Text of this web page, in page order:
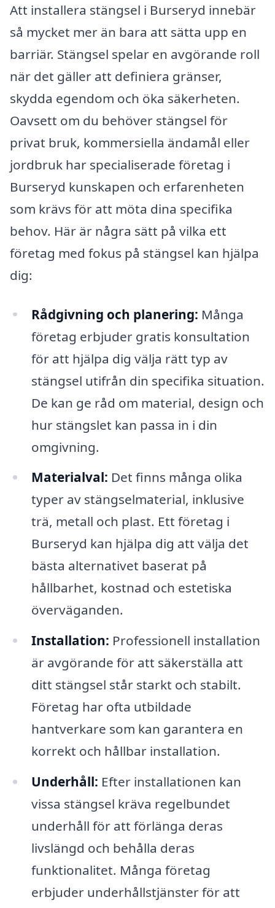
Att installera stängsel i Burseryd innebär
så mycket mer än bara att sätta upp en
barriär. Stängsel spelar en avgörande roll
när det gäller att definiera gränser,
skydda egendom och öka säkerheten.
Oavsett om du behöver stängsel för
privat bruk, kommersiella ändamål eller
jordbruk har specialiserade företag i
Burseryd kunskapen och erfarenheten
som krävs för att möta dina specifika
behov. Här är några sätt på vilka ett
företag med fokus på stängsel kan hjälpa
dig:
Rådgivning och planering: Många
företag erbjuder gratis konsultation
för att hjälpa dig välja rätt typ av
stängsel utifrån din specifika situation.
De kan ge råd om material, design och
hur stängslet kan passa in i din
omgivning.
Materialval: Det finns många olika
typer av stängselmaterial, inklusive
trä, metall och plast. Ett företag i
Burseryd kan hjälpa dig att välja det
bästa alternativet baserat på
hållbarhet, kostnad och estetiska
överväganden.
Installation: Professionell installation
är avgörande för att säkerställa att
ditt stängsel står starkt och stabilt.
Företag har ofta utbildade
hantverkare som kan garantera en
korrekt och hållbar installation.
Underhåll: Efter installationen kan
vissa stängsel kräva regelbundet
underhåll för att förlänga deras
livslängd och behålla deras
funktionalitet. Många företag
erbjuder underhållstjänster för att